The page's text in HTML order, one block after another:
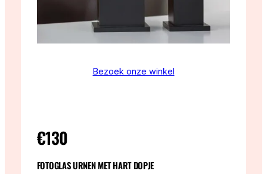
Bezoek onze winkel
€130
FOTOGLAS URNEN MET HART DOPJE